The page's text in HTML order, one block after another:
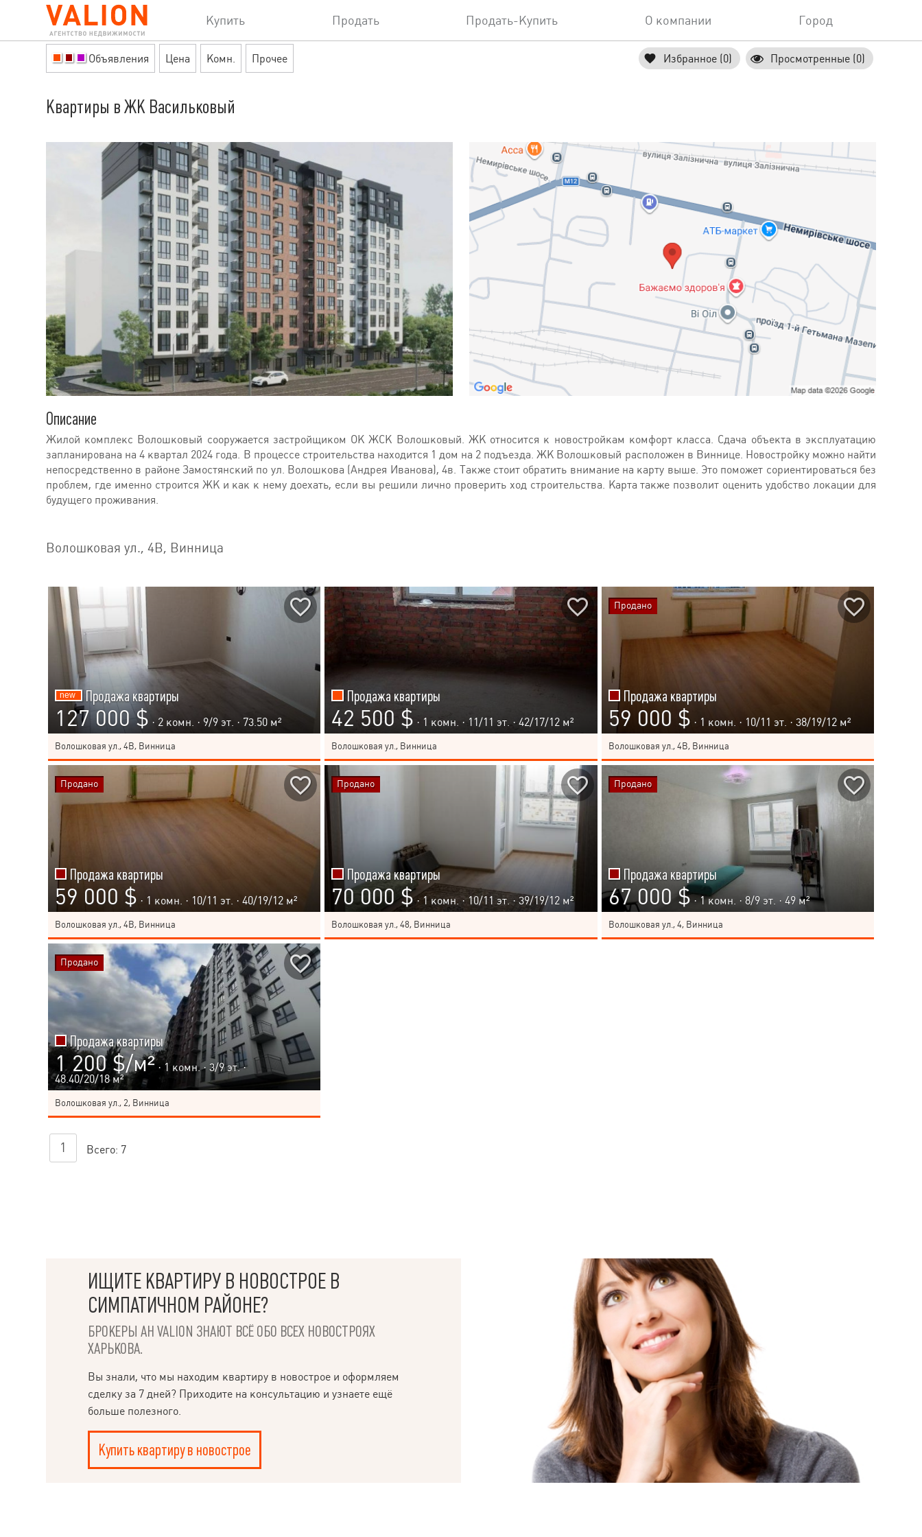
Купить Продать Продать-Купить О компании Город
Объявления Цена Комн. Прочее Избранное (0) Просмотренные (0)
Квартиры в ЖК Васильковый
Описание
Жилой комплекс Волошковый сооружается застройщиком ОК ЖСК Волошковый. ЖК относится к новостройкам комфорт класса. Сдача объекта в эксплуатацию
запланирована на 4 квартал 2024 года. В процессе строительства находится 1 дом на 2 подъезда. ЖК Волошковый расположен в Виннице. Новостройку можно найти
непосредственно в районе Замостянский по ул. Волошкова (Андрея Иванова), 4в. Также стоит обратить внимание на карту выше. Это поможет сориентироваться без
проблем, где именно строится ЖК и как к нему доехать, если вы решили лично проверить ход строительства. Карта также позволит оценить удобство локации для
будущего проживания.
Волошковая ул., 4В, Винница
Продажа квартиры
127 000 $ · 2 комн. · 9/9 эт. · 73.50 м²
Волошковая ул., 4В, Винница
Продажа квартиры
42 500 $ · 1 комн. · 11/11 эт. · 42/17/12 м²
Волошковая ул., Винница
Продажа квартиры
59 000 $ · 1 комн. · 10/11 эт. · 38/19/12 м²
Волошковая ул., 4В, Винница
Продано
Продажа квартиры
59 000 $ · 1 комн. · 10/11 эт. · 40/19/12 м²
Волошковая ул., 4В, Винница
Продано
Продажа квартиры
70 000 $ · 1 комн. · 10/11 эт. · 39/19/12 м²
Волошковая ул., 48, Винница
Продано
Продажа квартиры
67 000 $ · 1 комн. · 8/9эт. · 49 м²
Волошковая ул., 4, Винница
Продано
Продажа квартиры
1 200 $/м² · 1 комн. · 3/9эт. ·
48.40/20/18 м²
Волошковая ул., 2, Винница
Продано
1 Всего: 7
ИЩИТЕ КВАРТИРУ В НОВОСТРОЕ В
СИМПАТИЧНОМ РАЙОНЕ?
БРОКЕРЫ АН VALION ЗНАЮТ ВСЁ ОБО ВСЕХ НОВОСТРОЯХ
ХАРЬКОВА.
Вы знали, что мы находим квартиру в новострое и оформляем
сделку за 7 дней? Приходите на консультацию и узнаете ещё
больше полезного.
Купить квартиру в новострое